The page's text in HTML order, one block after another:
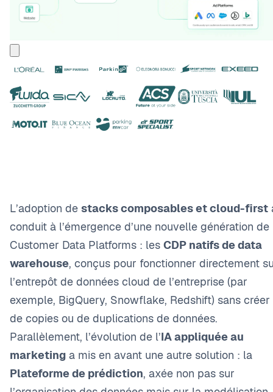
L’adoption de stacks composables et cloud-first
conduit à l’émergence d’une nouvelle génération de
Customer Data Platforms : les CDP natifs de data
warehouse, conçus pour fonctionner directement
l’entrepôt de données cloud de l’entreprise (par
exemple, BigQuery, Snowflake, Redshift) sans créer
de copies ou de duplications de données.
Parallèlement, l’évolution de l’IA appliquée au
marketing a mis en avant une autre solution : la
Plateforme de prédiction, axée non pas sur